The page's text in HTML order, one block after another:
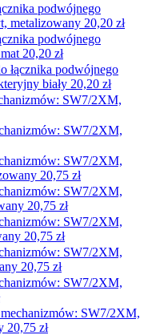
podwójnego
metalizowany 20,20 zł
podwójnego
20,20 zł
łącznika podwójnego
biały 20,20 zł
SW7/2XM,
SW7/2XM,
SW7/2XM,
20,75 zł
SW7/2XM,
20,75 zł
SW7/2XM,
20,75 zł
SW7/2XM,
20,75 zł
SW7/2XM,
SW7/2XM,
20,75 zł